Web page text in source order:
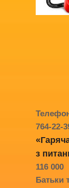
764-22-
з
116 000
Батьки